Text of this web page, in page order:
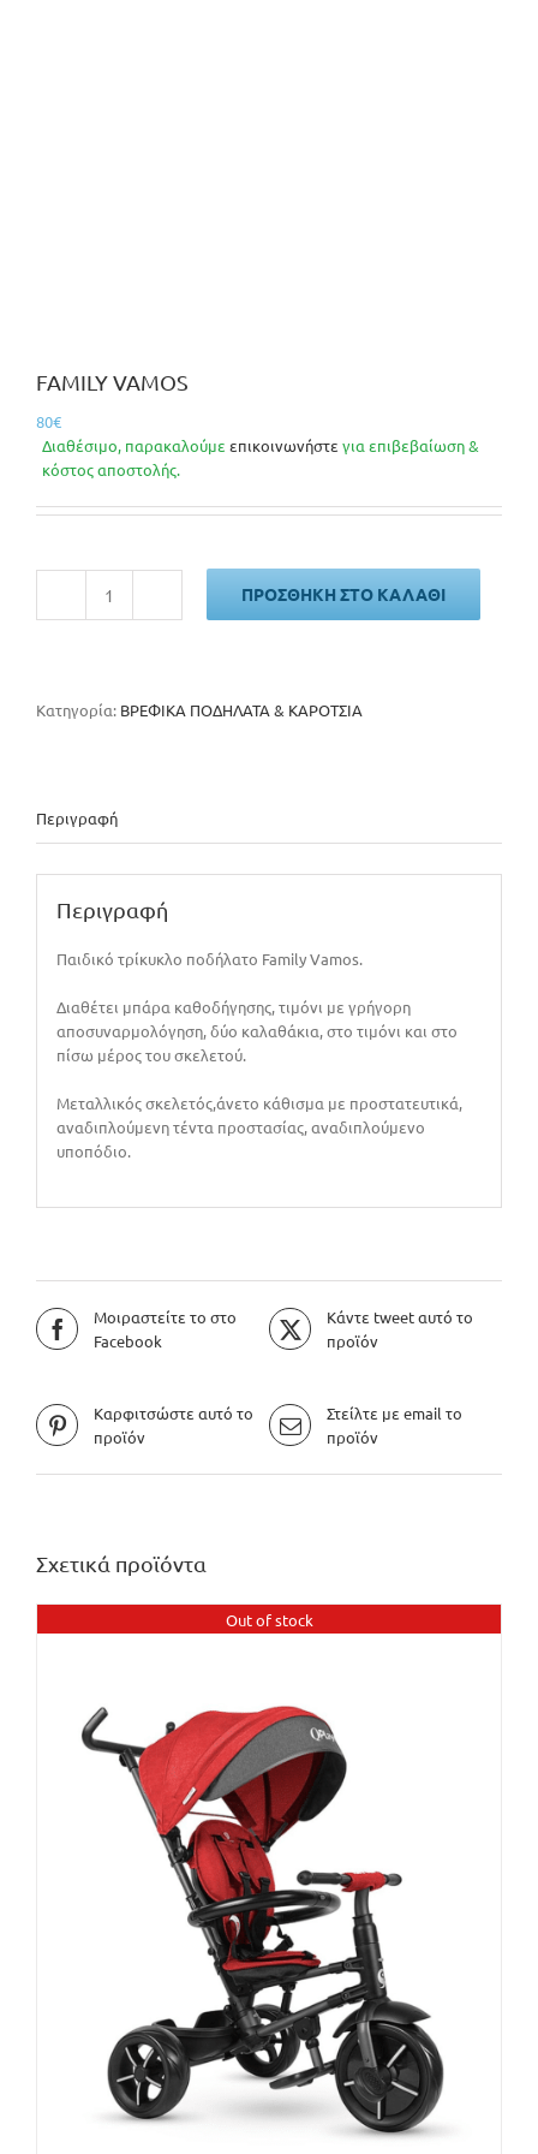
FAMILY VAMOS
80€
Διαθέσιμο, παρακαλούμε επικοινωνήστε για επιβεβαίωση &
κόστος αποστολής.
FAMILY
ΠΡΟΣΘΉΚΗ ΣΤΟ ΚΑΛΆΘΙ
Κατηγορία: ΒΡΕΦΙΚΑ ΠΟΔΗΛΑΤΑ & ΚΑΡΟΤΣΙΑ
Περιγραφή
Περιγραφή
Παιδικό τρίκυκλο ποδήλατο Family Vamos.
Διαθέτει μπάρα καθοδήγησης, τιμόνι με γρήγορη
αποσυναρμολόγηση, δύο καλαθάκια, στο τιμόνι και στο
πίσω μέρος του σκελετού.
Μεταλλικός σκελετός,άνετο κάθισμα με προστατευτικά,
αναδιπλούμενη τέντα προστασίας, αναδιπλούμενο
υποπόδιο.
Μοιραστείτε το στο
Facebook
Κάντε tweet αυτό το
προϊόν
Καρφιτσώστε αυτό το
προϊόν
Στείλτε με email το
προϊόν
Σχετικά προϊόντα
Out of stock